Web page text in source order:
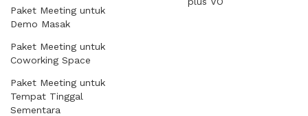
Paket Meeting untuk
Demo Masak
Paket Meeting untuk
Coworking Space
Paket Meeting untuk
Tempat Tinggal
Sementara